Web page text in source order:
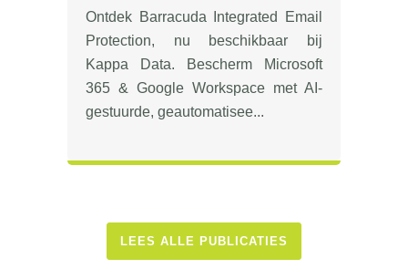
Ontdek Barracuda Integrated Email
Protection, nu beschikbaar bij
Kappa Data. Bescherm Microsoft
365 & Google Workspace met AI-
gestuurde, geautomatisee...
LEES ALLE PUBLICATIES